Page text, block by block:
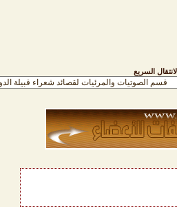
السريع